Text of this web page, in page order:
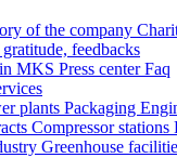
of the company
feedbacks
MKS Press centerFaq
plants Packaging
Compressor stations
Greenhouse